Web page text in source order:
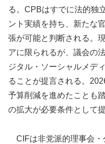
る。CPBはすでに法的独
ント実績を持ち、新たな
張が可能と判断される。
アに限られるが、議会の
ジタル・ソーシャルメデ
ることが提言される。
予算削減を進めたことも
の拡大が必要条件として
CIFは非党派的理事会・